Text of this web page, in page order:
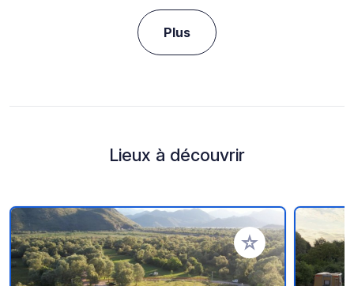
Plus
Lieux à découvrir
Ajouter à vos